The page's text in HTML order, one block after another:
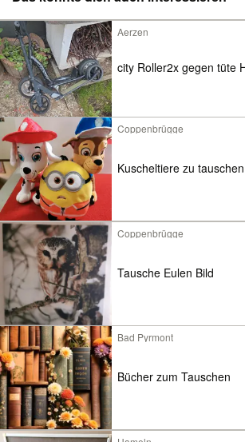
Aerzen
city Roller2x
Coppenbrügge
Kuscheltiere zu tauschen
Coppenbrügge
Tausche Eulen Bild
Bad Pyrmont
Bücher zum Tauschen